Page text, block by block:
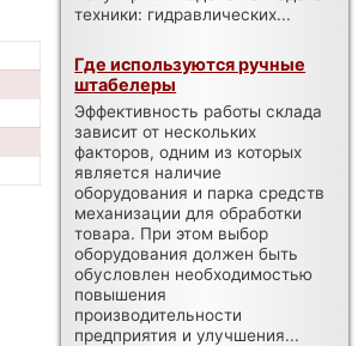
техники: гидравлических...
Где используются ручные
штабелеры
Эффективность работы склада
зависит от нескольких
факторов, одним из которых
является наличие
оборудования и парка средств
механизации для обработки
товара. При этом выбор
оборудования должен быть
обусловлен необходимостью
повышения
производительности
предприятия и улучшения...